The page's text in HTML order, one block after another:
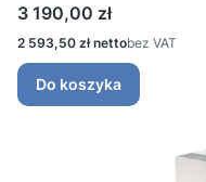
Cena
3 190,00 zł
Cena
2 593,50 zł bez VAT
Do koszyka